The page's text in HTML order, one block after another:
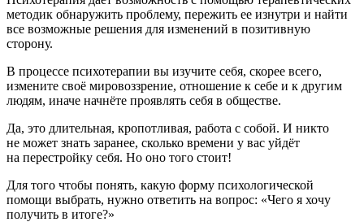
методик обнаружить проблему, пережить ее изнутри и найти
все возможные решения для изменений в позитивную
сторону.
В процессе психотерапии вы изучите себя, скорее всего,
измените своё мировоззрение, отношение к себе и к другим
людям, иначе начнёте проявлять себя в обществе.
Да, это длительная, кропотливая, работа с собой. И никто
не может знать заранее, сколько времени у вас уйдёт
на перестройку себя. Но оно того стоит!
Для того чтобы понять, какую форму психологической
помощи выбрать, нужно ответить на вопрос: «Чего я хочу
получить в итоге?»